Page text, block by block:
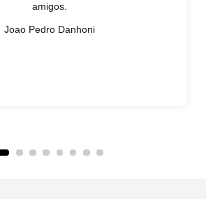
amigos.
Joao Pedro Danhoni